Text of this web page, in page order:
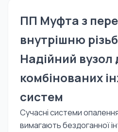
ПП Муфта з
внутрішню
Надійний вузол
комбінованих
систем
Сучасні системи
вимагають бездоганної